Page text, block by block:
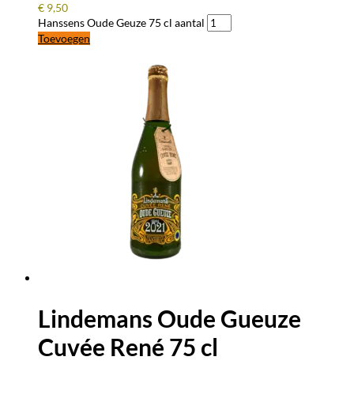
€ 9,50
Hanssens Oude Geuze 75 cl aantal
Toevoegen
Lindemans Oude Gueuze
Cuvée René 75 cl